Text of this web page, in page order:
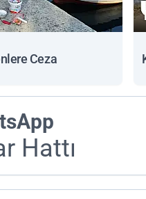
Ceza
Hattı